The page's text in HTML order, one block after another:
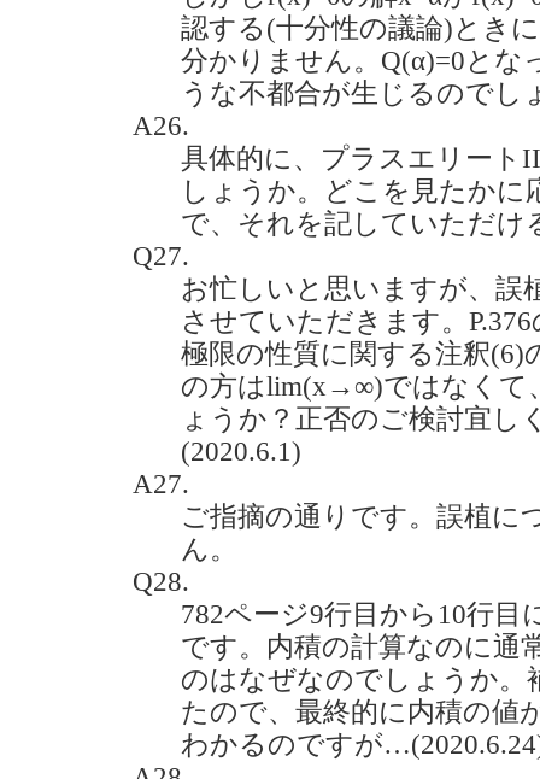
認する(十分性の議論)とき
分かりません。Q(α)=0とな
うな不都合が生じるのでし
A26.
具体的に、プラスエリート
しょうか。どこを見たかに
で、それを記していただけ
Q27.
お忙しいと思いますが、誤
させていただきます。
極限の性質に関する注釈(6)
の方はlim(x→∞)ではなく
ょうか？正否のご検討宜し
(2020.6.1)
A27.
ご指摘の通りです。誤植に
ん。
Q28.
782ページ9行目から10行
です。内積の計算なのに通
のはなぜなのでしょうか。
たので、最終的に内積の値
わかるのですが